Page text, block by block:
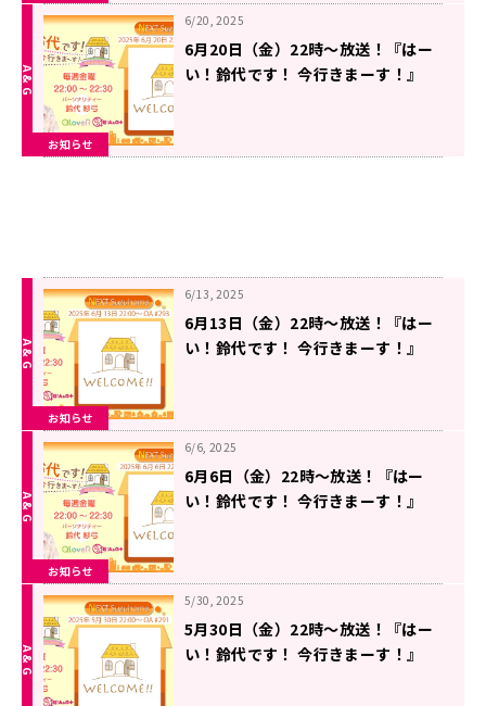
お知らせ
6/20, 2025
6月20日（金）22時～放送！『はー
い！鈴代です！ 今行きまーす！』
お知らせ
6/13, 2025
6月13日（金）22時～放送！『はー
い！鈴代です！ 今行きまーす！』
お知らせ
6/6, 2025
6月6日（金）22時～放送！『はー
い！鈴代です！ 今行きまーす！』
5/30, 2025
5月30日（金）22時～放送！『はー
い！鈴代です！ 今行きまーす！』